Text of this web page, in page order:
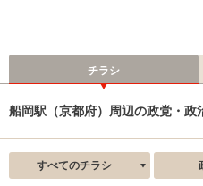
チラシ
船岡駅（京都府）周辺の政党・政
すべてのチラシ